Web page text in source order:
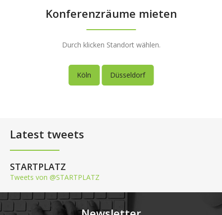
Konferenzräume mieten
Durch klicken Standort wählen.
Köln Düsseldorf
Latest tweets
STARTPLATZ
Tweets von @STARTPLATZ